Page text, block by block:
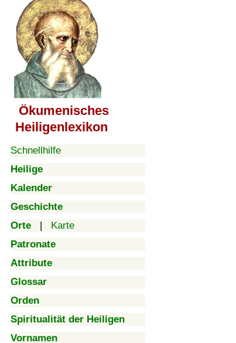
Ökumenisches
Heiligenlexikon
Schnellhilfe
Heilige
Kalender
Geschichte
Orte | Karte
Patronate
Attribute
Glossar
Orden
Spiritualität der Heiligen
Vornamen